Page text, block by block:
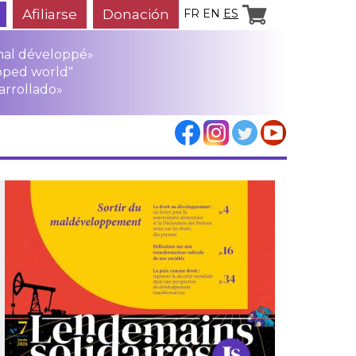
Afiliarse Donación FR EN ES
développé»
world"